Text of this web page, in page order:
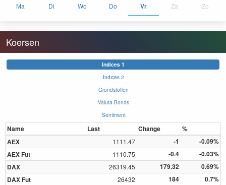
Ma Di Wo Do Vr Za Zo
Koersen
Indices 1
Indices 2
Grondstoffen
Valuta-Bonds
Sentiment
Name Last Change
%
AEX
1111.47 -1
-0.09%
AEX Fut
1110.75 -0.4
-0.03%
DAX
26319.45 179.32
0.69%
DAX Fut
26432 184
0.7%